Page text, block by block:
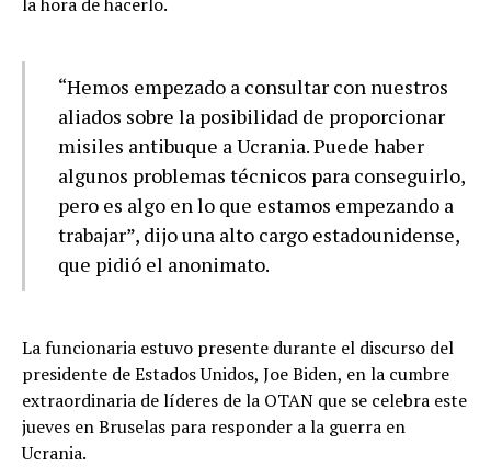
“Hemos empezado a consultar con nuestros
aliados sobre la posibilidad de proporcionar
misiles antibuque a Ucrania. Puede haber
algunos problemas técnicos para conseguirlo,
pero es algo en lo que estamos empezando a
trabajar”, dijo una alto cargo estadounidense,
que pidió el anonimato.
La funcionaria estuvo presente durante el discurso del
presidente de Estados Unidos, Joe Biden, en la cumbre
extraordinaria de líderes de la OTAN que se celebra este
jueves en Bruselas para responder a la guerra en
Ucrania.